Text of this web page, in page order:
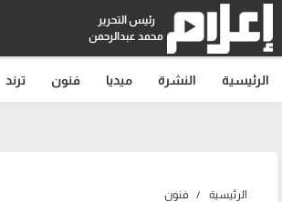
رئيس التحرير
محمد عبدالرحمن
الرئيسية النشرة ميديا فنون ترند
الرئيسية فنون